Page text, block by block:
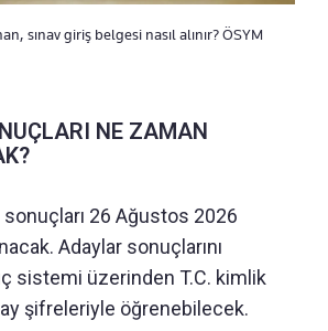
sınav giriş belgesi nasıl alınır? ÖSYM
NE ZAMAN
sonuçları 26 Ağustos 2026
Adaylar sonuçlarını
sistemi üzerinden T.C. kimlik
şifreleriyle öğrenebilecek.